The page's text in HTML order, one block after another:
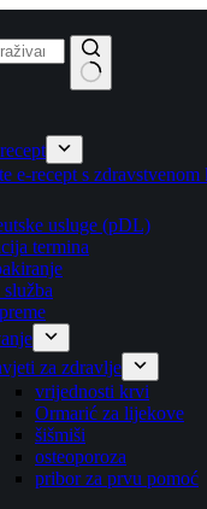
e-recept s zdravstvenom
usluge (pDL)
termina
za zdravlje
vrijednosti krvi
Ormarić za lijekove
šišmiši
osteoporoza
pribor za prvu pomoć